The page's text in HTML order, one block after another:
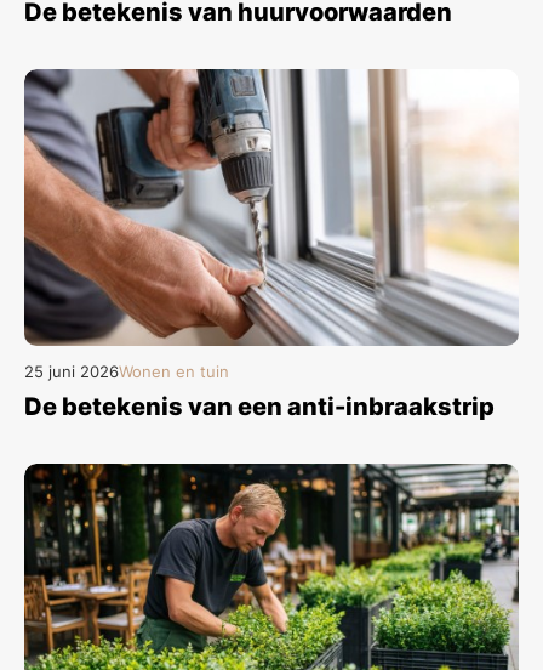
De betekenis van huurvoorwaarden
25 juni 2026Wonen en tuin
De betekenis van een anti-inbraakstrip